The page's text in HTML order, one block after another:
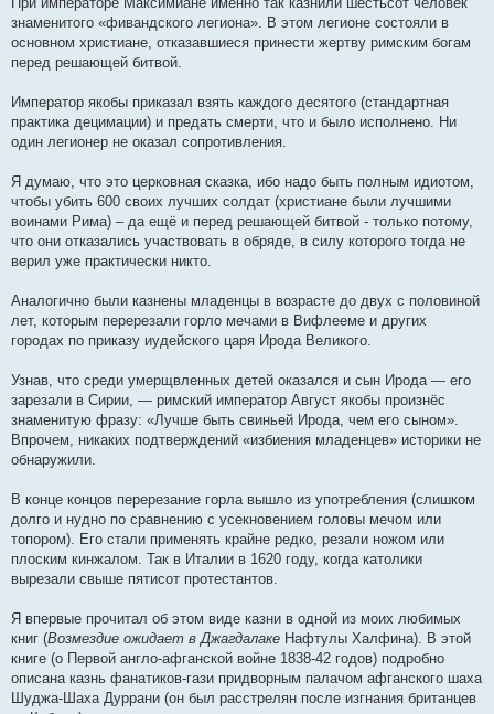
знаменитого «фивандского легиона». В этом легионе состояли в
основном христиане, отказавшиеся принести жертву римским богам
перед решающей битвой.
Император якобы приказал взять каждого десятого (стандартная
практика децимации) и предать смерти, что и было исполнено. Ни
один легионер не оказал сопротивления.
Я думаю, что это церковная сказка, ибо надо быть полным идиотом,
чтобы убить 600 своих лучших солдат (христиане были лучшими
воинами Рима) – да ещё и перед решающей битвой - только потому,
что они отказались участвовать в обряде, в силу которого тогда не
верил уже практически никто.
Аналогично были казнены младенцы в возрасте до двух с половиной
лет, которым перерезали горло мечами в Вифлееме и других
городах по приказу иудейского царя Ирода Великого.
Узнав, что среди умерщвленных детей оказался и сын Ирода — его
зарезали в Сирии, — римский император Август якобы произнёс
знаменитую фразу: «Лучше быть свиньей Ирода, чем его сыном».
Впрочем, никаких подтверждений «избиения младенцев» историки не
обнаружили.
В конце концов перерезание горла вышло из употребления (слишком
долго и нудно по сравнению с усекновением головы мечом или
топором). Его стали применять крайне редко, резали ножом или
плоским кинжалом. Так в Италии в 1620 году, когда католики
вырезали свыше пятисот протестантов.
Я впервые прочитал об этом виде казни в одной из моих любимых
книг (Возмездие ожидает в Джагдалаке Нафтулы Халфина). В этой
книге (о Первой англо-афганской войне 1838-42 годов) подробно
описана казнь фанатиков-гази придворным палачом афганского шаха
Шуджа-Шаха Дуррани (он был расстрелян после изгнания британцев